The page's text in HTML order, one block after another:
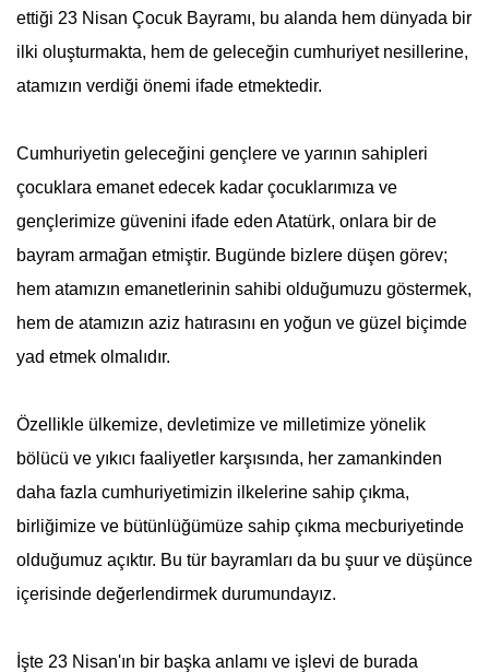
ettiği 23 Nisan Çocuk Bayramı, bu alanda hem dünyada bir
ilki oluşturmakta, hem de geleceğin cumhuriyet nesillerine,
atamızın verdiği önemi ifade etmektedir.
Cumhuriyetin geleceğini gençlere ve yarının sahipleri
çocuklara emanet edecek kadar çocuklarımıza ve
gençlerimize güvenini ifade eden Atatürk, onlara bir de
bayram armağan etmiştir. Bugünde bizlere düşen görev;
hem atamızın emanetlerinin sahibi olduğumuzu göstermek,
hem de atamızın aziz hatırasını en yoğun ve güzel biçimde
yad etmek olmalıdır.
Özellikle ülkemize, devletimize ve milletimize yönelik
bölücü ve yıkıcı faaliyetler karşısında, her zamankinden
daha fazla cumhuriyetimizin ilkelerine sahip çıkma,
birliğimize ve bütünlüğümüze sahip çıkma mecburiyetinde
olduğumuz açıktır. Bu tür bayramları da bu şuur ve düşünce
içerisinde değerlendirmek durumundayız.
İşte 23 Nisan'ın bir başka anlamı ve işlevi de burada